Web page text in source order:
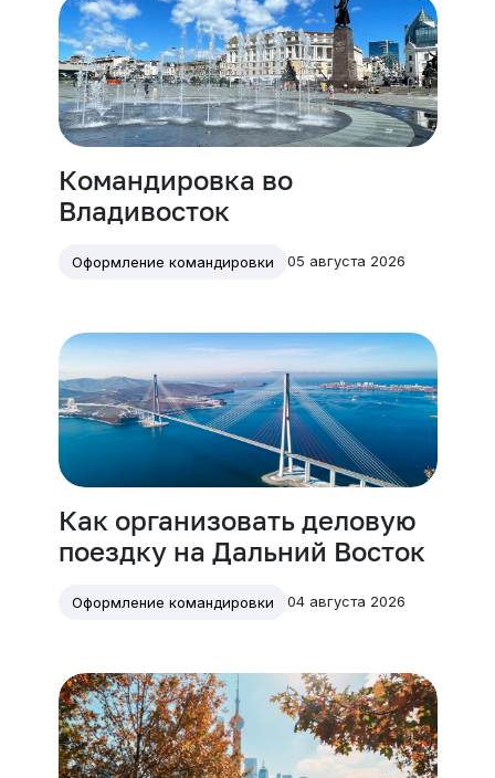
Командировка во
Владивосток
Оформление командировки 05 августа 2026
Как организовать деловую
поездку на Дальний Восток
Оформление командировки 04 августа 2026